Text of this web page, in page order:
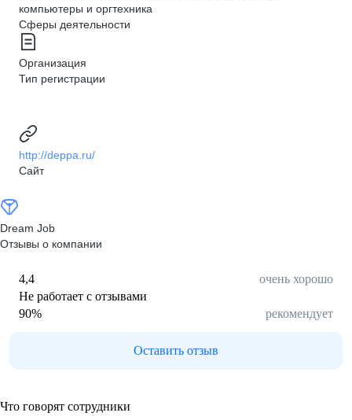
компьютеры и оргтехника
Сферы деятельности
Организация
Тип регистрации
http://deppa.ru/
Сайт
Dream Job
Отзывы о компании
4,4
очень хорошо
Не работает с отзывами
90% рекомендует
Оставить отзыв
Что говорят сотрудники